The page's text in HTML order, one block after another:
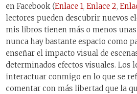
en Facebook (Enlace 1, Enlace 2,
lectores pueden descubrir nuevos
mis libros tienen más o menos
nunca hay bastante espacio como
enseñar el impacto visual de
determinados efectos visuales. Los
interactuar conmigo en lo que se
comentar con más libertad que la